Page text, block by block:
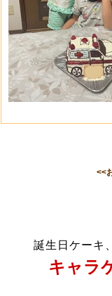
<<
誕生日ケーキ
キャラ